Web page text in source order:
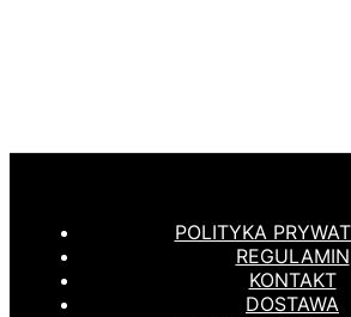
POLITYKA
REGULAMIN
KONTAKT
DOSTAWA